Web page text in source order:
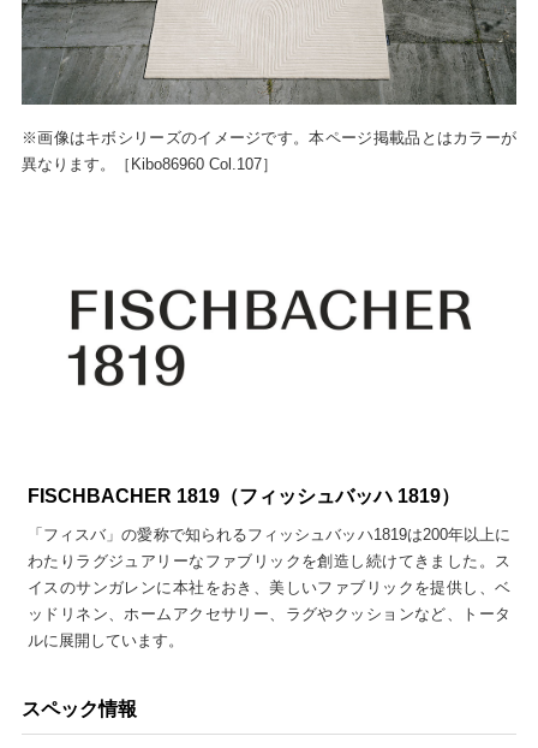
※画像はキボシリーズのイメージです。本ページ掲載品とはカラーが
異なります。［Kibo86960 Col.107］
FISCHBACHER 1819（フィッシュバッハ 1819）
「フィスバ」の愛称で知られるフィッシュバッハ1819は200年以上に
わたりラグジュアリーなファブリックを創造し続けてきました。ス
イスのサンガレンに本社をおき、美しいファブリックを提供し、ベ
ッドリネン、ホームアクセサリー、ラグやクッションなど、トータ
ルに展開しています。
スペック情報